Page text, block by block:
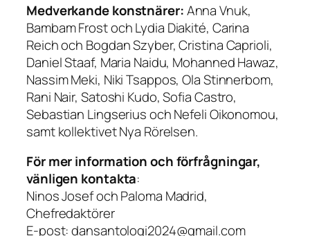
Medverkande konstnärer:Anna Vnuk,
Bambam Frost och Lydia Diakité, Carina
Reich och Bogdan Szyber, Cristina Caprioli,
Daniel Staaf, Maria Naidu, Mohanned Hawaz,
Nassim Meki, Niki Tsappos, Ola Stinnerbom,
Rani Nair, Satoshi Kudo, Sofia Castro,
Sebastian Lingserius och Nefeli Oikonomou,
samt kollektivet Nya Rörelsen.
För mer information och förfrågningar,
vänligen kontakta:
Ninos Josef och Paloma Madrid,
Chefredaktörer
E-post: dansantologi2024@gmail.com